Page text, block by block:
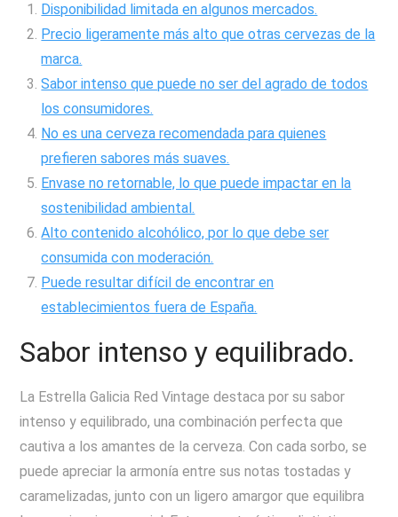
Disponibilidad limitada en algunos mercados.
Precio ligeramente más alto que otras cervezas de la
marca.
Sabor intenso que puede no ser del agrado de todos
los consumidores.
No es una cerveza recomendada para quienes
prefieren sabores más suaves.
Envase no retornable, lo que puede impactar en la
sostenibilidad ambiental.
Alto contenido alcohólico, por lo que debe ser
consumida con moderación.
Puede resultar difícil de encontrar en
establecimientos fuera de España.
Sabor intenso y equilibrado.
La Estrella Galicia Red Vintage destaca por su sabor
intenso y equilibrado, una combinación perfecta que
cautiva a los amantes de la cerveza. Con cada sorbo, se
puede apreciar la armonía entre sus notas tostadas y
caramelizadas, junto con un ligero amargor que equilibra